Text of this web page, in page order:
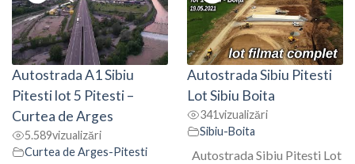
Autostrada A1 Sibiu
Pitesti lot 5 Pitesti –
Curtea de Arges
5.589vizualizări
Curtea de Arges-Pitesti
Autostrada Sibiu Pitesti
Lot Sibiu Boita
341vizualizări
Sibiu-Boita
Autostrada Sibiu Pitesti Lot